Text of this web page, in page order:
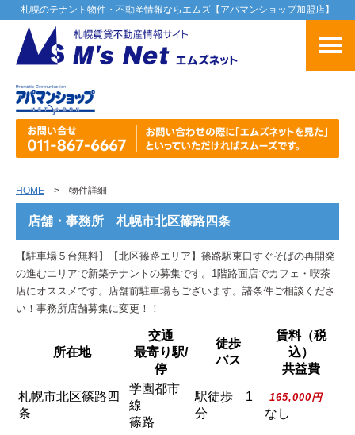
札幌のテナント物件・不動産情報ならエムズ【アパマンショップ加盟店】
HOME > 物件詳細
店舗・事務所 札幌市北区篠路四条
【駐車場５台無料】【北区篠路エリア】篠路駅東口すぐそばの再開発
の進むエリアで新築テナントの募集です。1階路面店でカフェ・喫茶
店にオススメです。店舗前駐車場もございます。諸条件ご相談くださ
い！事務所店舗募集に変更！！
所在地
交通
最寄り駅/
停
徒歩
バス
賃料（税
込）
共益費
札幌市北区篠路四
条
学園都市
線
篠路
駅徒歩 1
分
165,000円
なし